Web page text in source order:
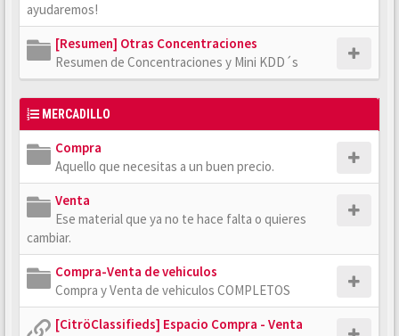
ayudaremos!
[Resumen] Otras Concentraciones
Resumen de Concentraciones y Mini KDD´s
MERCADILLO
Compra
Aquello que necesitas a un buen precio.
Venta
Ese material que ya no te hace falta o quieres
cambiar.
Compra-Venta de vehiculos
Compra y Venta de vehiculos COMPLETOS
[CitröClassifieds] Espacio Compra - Venta